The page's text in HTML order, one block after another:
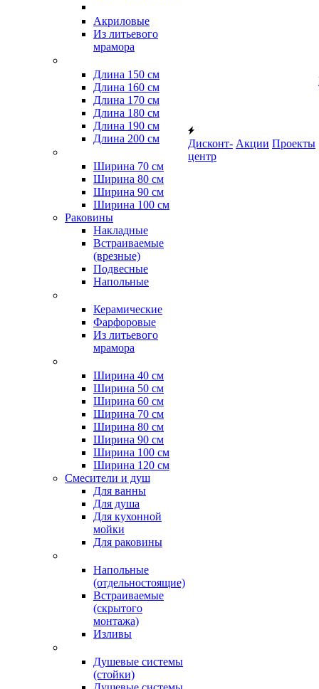
Акриловые
Из литьевого
мрамора
Длина 150 см
Длина 160 см
Длина 170 см
Длина 180 см
Длина 190 см
Длина 200 см
Ширина 70 см
Ширина 80 см
Ширина 90 см
Ширина 100 см
Раковины
Накладные
Встраиваемые
(врезные)
Подвесные
Напольные
Керамические
Фарфоровые
Из литьевого
мрамора
Ширина 40 см
Ширина 50 см
Ширина 60 см
Ширина 70 см
Ширина 80 см
Ширина 90 см
Ширина 100 см
Ширина 120 см
Смесители и душ
Для ванны
Для душа
Для кухонной
мойки
Для раковины
Напольные
(отдельностоящие)
Встраиваемые
(скрытого
монтажа)
Изливы
Душевые системы
(стойки)
Дисконт-
центр
Акции Проекты